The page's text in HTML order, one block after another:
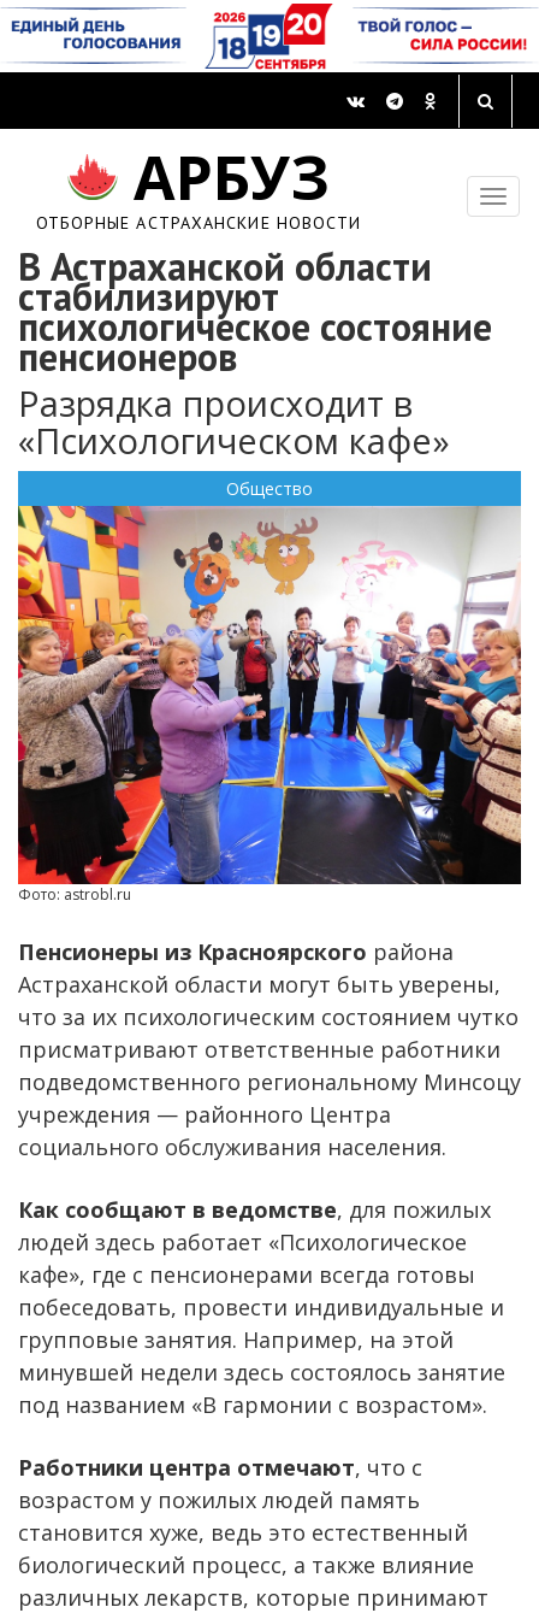
АРБУЗ
ОТБОРНЫЕ АСТРАХАНСКИЕ НОВОСТИ
В Астраханской области
стабилизируют
психологическое состояние
пенсионеров
Разрядка происходит в
«Психологическом кафе»
Общество
Фото: astrobl.ru
Пенсионеры из Красноярского района
Астраханской области могут быть уверены,
что за их психологическим состоянием чутко
присматривают ответственные работники
подведомственного региональному Минсоцу
учреждения — районного Центра
социального обслуживания населения.
Как сообщают в ведомстве, для пожилых
людей здесь работает «Психологическое
кафе», где с пенсионерами всегда готовы
побеседовать, провести индивидуальные и
групповые занятия. Например, на этой
минувшей недели здесь состоялось занятие
под названием «В гармонии с возрастом».
Работники центра отмечают, что с
возрастом у пожилых людей память
становится хуже, ведь это естественный
биологический процесс, а также влияние
различных лекарств, которые принимают